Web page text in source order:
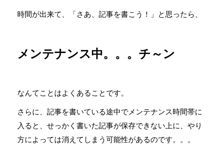
時間が出来て、「さあ、記事を書こう！」と思ったら、
メンテナンス中。。。チ～ン
なんてことはよくあることです。
さらに、記事を書いている途中でメンテナンス時間帯に
入ると、せっかく書いた記事が保存できない上に、やり
方によっては消えてしまう可能性があるのです。。。